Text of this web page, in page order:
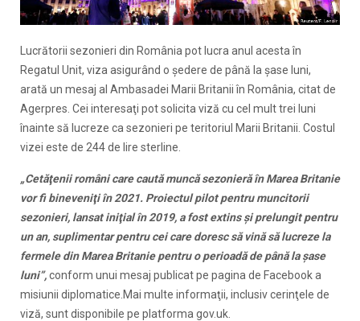
Lucrătorii sezonieri din România pot lucra anul acesta în
Regatul Unit, viza asigurând o şedere de până la şase luni,
arată un mesaj al Ambasadei Marii Britanii în România, citat de
Agerpres. Cei interesaţi pot solicita viză cu cel mult trei luni
înainte să lucreze ca sezonieri pe teritoriul Marii Britanii. Costul
vizei este de 244 de lire sterline.
„Cetăţenii români care caută muncă sezonieră în Marea Britanie
vor fi bineveniţi în 2021. Proiectul pilot pentru muncitorii
sezonieri, lansat iniţial în 2019, a fost extins şi prelungit pentru
un an, suplimentar pentru cei care doresc să vină să lucreze la
fermele din Marea Britanie pentru o perioadă de până la şase
luni”,conform unui mesaj publicat pe pagina de Facebook a
misiunii diplomatice.Mai multe informaţii, inclusiv cerinţele de
viză, sunt disponibile pe platforma gov.uk.